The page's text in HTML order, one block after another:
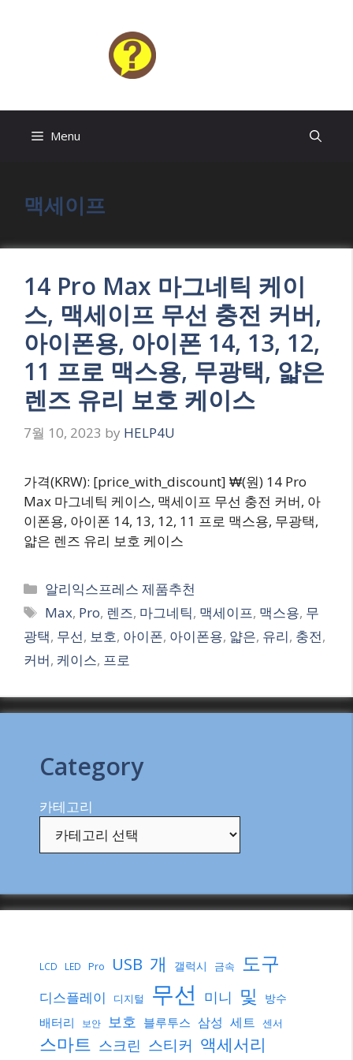
Menu
맥세이프
14 Pro Max 마그네틱 케이
스, 맥세이프 무선 충전 커버,
아이폰용, 아이폰 14, 13, 12,
11 프로 맥스용, 무광택, 얇은
렌즈 유리 보호 케이스
7월 10, 2023 by HELP4U
가격(KRW): [price_with_discount] ₩(원) 14 Pro
Max 마그네틱 케이스, 맥세이프 무선 충전 커버, 아
이폰용, 아이폰 14, 13, 12, 11 프로 맥스용, 무광택,
얇은 렌즈 유리 보호 케이스
Categories
알리익스프레스 제품추천
Tags
Max, Pro, 렌즈, 마그네틱, 맥세이프, 맥스용, 무
광택, 무선, 보호, 아이폰, 아이폰용, 얇은, 유리, 충전,
커버, 케이스, 프로
Category
카테고리
LCD LED Pro USB 개 갤럭시 금속 도구
디스플레이 디지털 무선 미니 및 방수
배터리 보안 보호 블루투스 삼성 세트 센서
스마트 스크린 스티커 액세서리